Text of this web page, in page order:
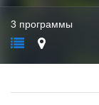
3 программы